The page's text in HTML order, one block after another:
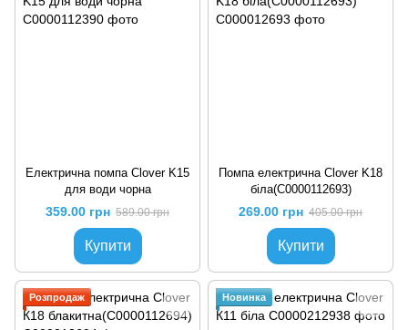
Електрична помпа Clover K15
для води чорна
359.00 грн 589.00 грн
Купити
Помпа електрична Clover K18
біла(C0000112693)
269.00 грн 405.00 грн
Купити
Розпродаж Новинка